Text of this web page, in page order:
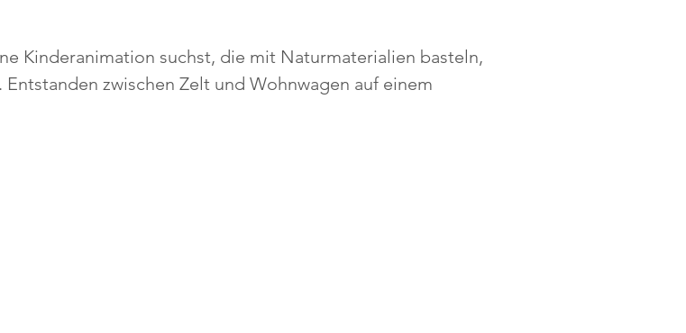
Kinderanimation suchst, die mit Naturmaterialien basteln,
Entstanden zwischen Zelt und Wohnwagen auf einem